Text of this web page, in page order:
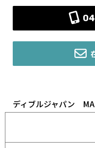
ディブルジャパン